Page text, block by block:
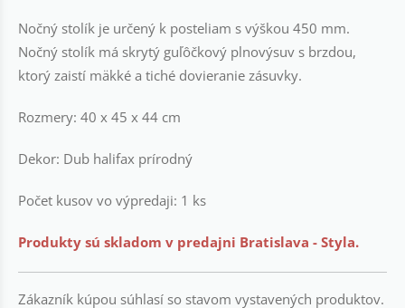
Nočný stolík je určený k posteliam s výškou 450 mm.
Nočný stolík má skrytý guľôčkový plnovýsuv s brzdou,
ktorý zaistí mäkké a tiché dovieranie zásuvky.
Rozmery: 40 x 45 x 44 cm
Dekor: Dub halifax prírodný
Počet kusov vo výpredaji: 1 ks
Produkty sú skladom v predajni Bratislava - Styla.
Zákazník kúpou súhlasí so stavom vystavených produktov.